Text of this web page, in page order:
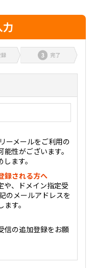
メールをご利用の
性がございます。
ます。
録される方へ
や、ドメイン指定受
のメールアドレスを
す。
信の追加登録をお願